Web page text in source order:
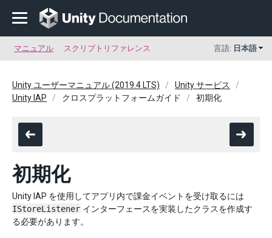
マニュアル スクリプトリファレンス 言語: 日本語
Unity ユーザーマニュアル (2019.4 LTS)
Unity サービス
Unity IAP
クロスプラットフォームガイド 初期化
初期化
Unity IAP を使用してアプリ内で課金イベントを受け取るには
IStoreListener インターフェースを実装したクラスを作成す
る必要があります。